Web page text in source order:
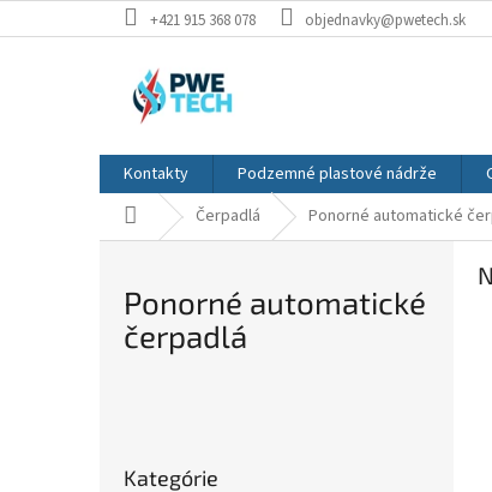
na
+421 915 368 078 objednavky@pwetech.sk
Kontakty Podzemné plastové nádrže
Domov Čerpadlá Ponorné automatické
Ponorné automatické
čerpadlá
kategórie
Kategórie